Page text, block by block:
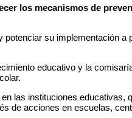
los mecanismos de
su implementación
educativo y la
las instituciones
de acciones en escuelas,